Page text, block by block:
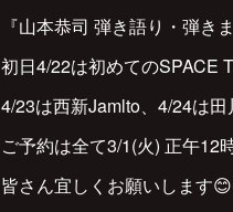
『山本恭司 弾き語り・弾き
初日4/22は初めてのSPACE
4/23は西新Jamlto、4/24は
ご予約は全て3/1(火) 正午12
皆さん宜しくお願いします